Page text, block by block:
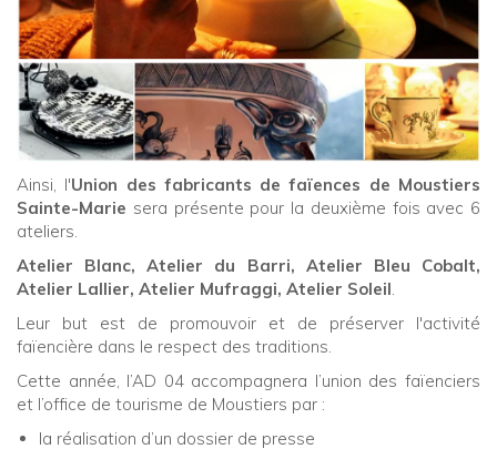
Ainsi, l'Union des fabricants de faïences de Moustiers
Sainte-Marie sera présente pour la deuxième fois avec 6
ateliers.
Atelier Blanc, Atelier du Barri, Atelier Bleu Cobalt,
Atelier Lallier, Atelier Mufraggi, Atelier Soleil.
Leur but est de promouvoir et de préserver l'activité
faïencière dans le respect des traditions.
Cette année, l’AD 04 accompagnera l’union des faïenciers
et l’office de tourisme de Moustiers par :
la réalisation d’un dossier de presse